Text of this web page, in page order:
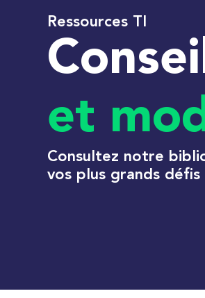
Ressources TI
et
Consultez notre
vos plus grands